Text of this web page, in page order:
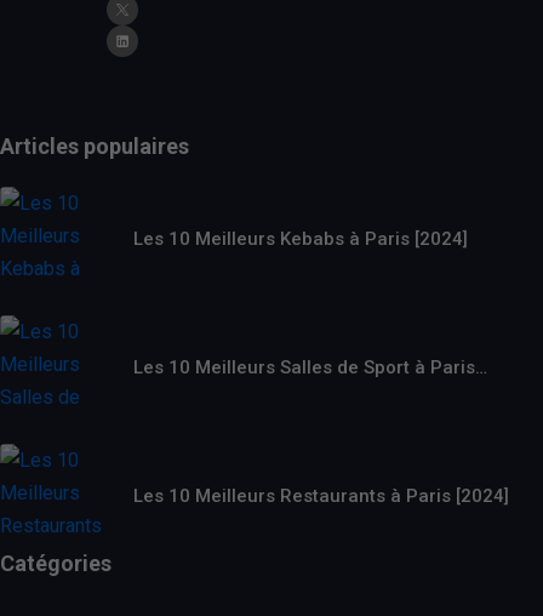
Articles populaires
Les 10 Meilleurs Kebabs à Paris [2024]
Les 10 Meilleurs Salles de Sport à Paris…
Les 10 Meilleurs Restaurants à Paris [2024]
Catégories